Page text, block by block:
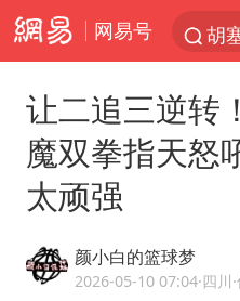
网易号
台
“新
让二追三逆转
魔双拳指天怒
太顽强
颜小白的篮球梦
2026-05-10 07:04·四川